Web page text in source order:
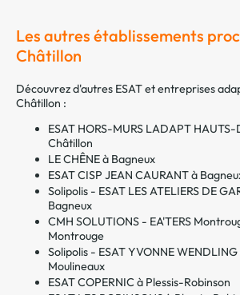
Les autres établissements
Châtillon
Découvrez d'autres ESAT et entreprises
Châtillon :
ESAT HORS-MURS LADAPT HAUTS-
Châtillon
LE CHÊNE à Bagneux
ESAT CISP JEAN CAURANT à
Solipolis - ESAT LES ATELIERS DE
Bagneux
CMH SOLUTIONS - EA'TERS
Montrouge
Solipolis - ESAT YVONNE
Moulineaux
ESAT COPERNIC à Plessis-Robinson